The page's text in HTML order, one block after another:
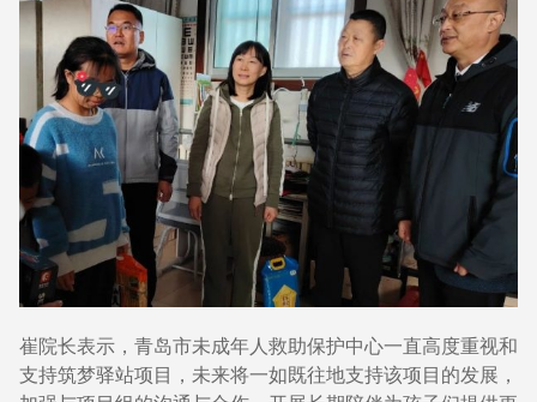
崔院长表示，青岛市未成年人救助保护中心一直高度重视和
支持筑梦驿站项目，未来将一如既往地支持该项目的发展，